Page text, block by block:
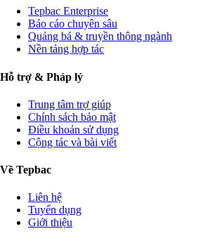
Tepbac Enterprise
Báo cáo chuyên sâu
Quảng bá & truyền thông ngành
Nền tảng hợp tác
Hỗ trợ & Pháp lý
Trung tâm trợ giúp
Chính sách bảo mật
Điều khoản sử dụng
Cộng tác và bài viết
Về Tepbac
Liên hệ
Tuyển dụng
Giới thiệu